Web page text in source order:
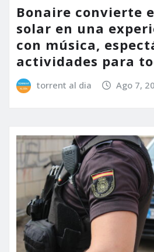
Bonaire convierte
solar en una
con música,
actividades para
torrent al dia Ago 7,